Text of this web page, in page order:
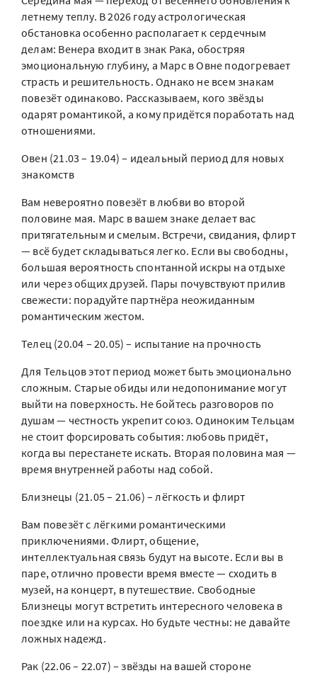
летнему теплу. В 2026 году астрологическая
обстановка особенно располагает к сердечным
делам: Венера входит в знак Рака, обостряя
эмоциональную глубину, а Марс в Овне подогревает
страсть и решительность. Однако не всем знакам
повезёт одинаково. Рассказываем, кого звёзды
одарят романтикой, а кому придётся поработать над
отношениями.
Овен (21.03 – 19.04) – идеальный период для новых
знакомств
Вам невероятно повезёт в любви во второй
половине мая. Марс в вашем знаке делает вас
притягательным и смелым. Встречи, свидания, флирт
— всё будет складываться легко. Если вы свободны,
большая вероятность спонтанной искры на отдыхе
или через общих друзей. Пары почувствуют прилив
свежести: порадуйте партнёра неожиданным
романтическим жестом.
Телец (20.04 – 20.05) – испытание на прочность
Для Тельцов этот период может быть эмоционально
сложным. Старые обиды или недопонимание могут
выйти на поверхность. Не бойтесь разговоров по
душам — честность укрепит союз. Одиноким Тельцам
не стоит форсировать события: любовь придёт,
когда вы перестанете искать. Вторая половина мая —
время внутренней работы над собой.
Близнецы (21.05 – 21.06) – лёгкость и флирт
Вам повезёт с лёгкими романтическими
приключениями. Флирт, общение,
интеллектуальная связь будут на высоте. Если вы в
паре, отлично провести время вместе — сходить в
музей, на концерт, в путешествие. Свободные
Близнецы могут встретить интересного человека в
поездке или на курсах. Но будьте честны: не давайте
ложных надежд.
Рак (22.06 – 22.07) – звёзды на вашей стороне